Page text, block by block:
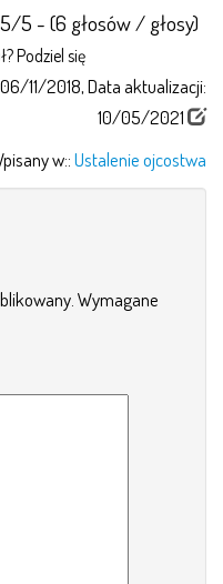
5/5 - (6 głosów / głosy)
Podziel się
11/2018, Data aktualizacji:
10/05/2021
w::Ustalenie ojcostwa
Wymagane